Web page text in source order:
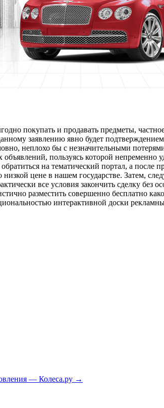
покупать и продавать предметы,
заявлению явно будет
неплохо бы с незначительными
пользуясь которой непременно
на тематический портал, а после
цене в нашем государстве. Затем,
все условия закончить сделку без
разместить совершенно бесплатно
интерактивной доски
— Колеса.ру →